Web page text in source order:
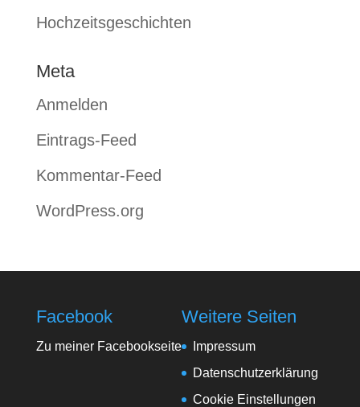
Hochzeitsgeschichten
Meta
Anmelden
Eintrags-Feed
Kommentar-Feed
WordPress.org
Facebook
Zu meiner Facebookseite
Weitere Seiten
Impressum
Datenschutzerklärung
Cookie Einstellungen